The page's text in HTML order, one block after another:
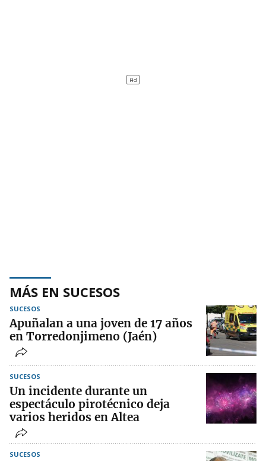
MÁS EN SUCESOS
SUCESOS
Apuñalan a una joven de 17 años
en Torredonjimeno (Jaén)
SUCESOS
Un incidente durante un
espectáculo pirotécnico deja
varios heridos en Altea
SUCESOS